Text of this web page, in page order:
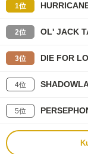
1位
2位 OL' JACK
3位 DIE FOR
4位
5位